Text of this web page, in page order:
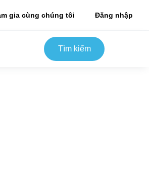
gia cùng chúng tôi Đăng nhập
Tìm kiếm